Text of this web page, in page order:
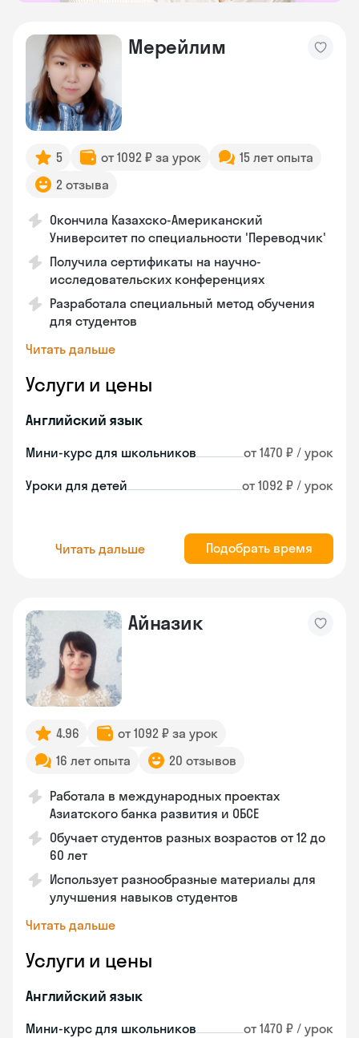
Мерейлим
5 от 1092 ₽ за урок
15 лет опыта
2 отзыва
Окончила Казахско-Американский
Университет по специальности 'Переводчик'
Получила сертификаты на научно-
исследовательских конференциях
Разработала специальный метод обучения
для студентов
Читать дальше
Услуги и цены
Английский язык
Мини-курс для школьников от 1470 ₽ / урок
Уроки для детей от 1092 ₽ / урок
Читать дальше Подобрать время
Айназик
4.96
от 1092 ₽ за урок
16 лет опыта
20 отзывов
Работала в международных проектах
Азиатского банка развития и ОБСЕ
Обучает студентов разных возрастов от 12 до
60 лет
Использует разнообразные материалы для
улучшения навыков студентов
Читать дальше
Услуги и цены
Английский язык
Мини-курс для школьников от 1470 ₽ / урок